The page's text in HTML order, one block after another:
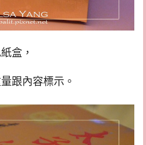
盒，
跟內容標示。